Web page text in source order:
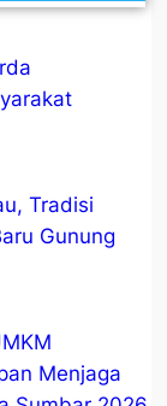
Tradisi
Gunung
Menjaga